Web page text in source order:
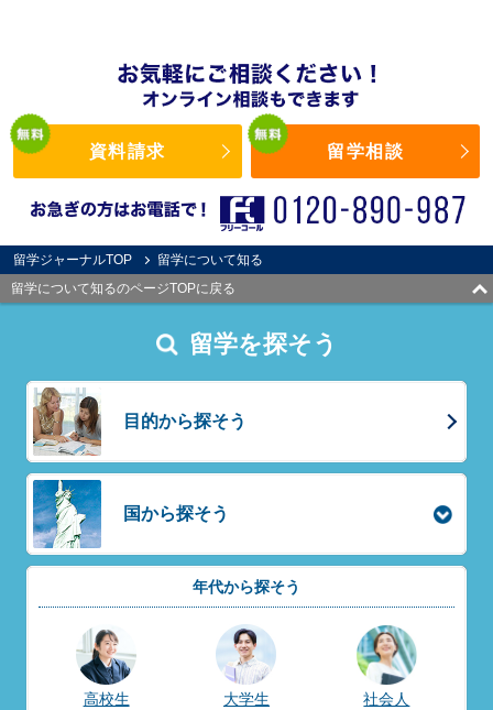
資料請求 留学相談
留学ジャーナルTOP
留学について知る
留学について知るのページTOPに戻る
留学を探そう
目的から探そう
国から探そう
年代から探そう
高校生 大学生 社会人